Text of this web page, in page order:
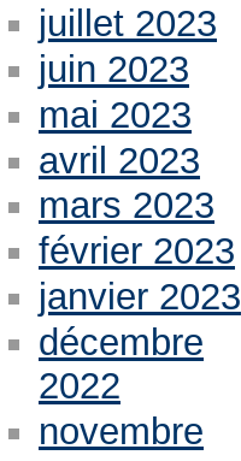
juillet 2023
juin 2023
mai 2023
avril 2023
mars 2023
février 2023
janvier 2023
décembre
2022
novembre